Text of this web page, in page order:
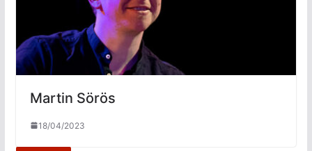
Martin Sörös
18/04/2023